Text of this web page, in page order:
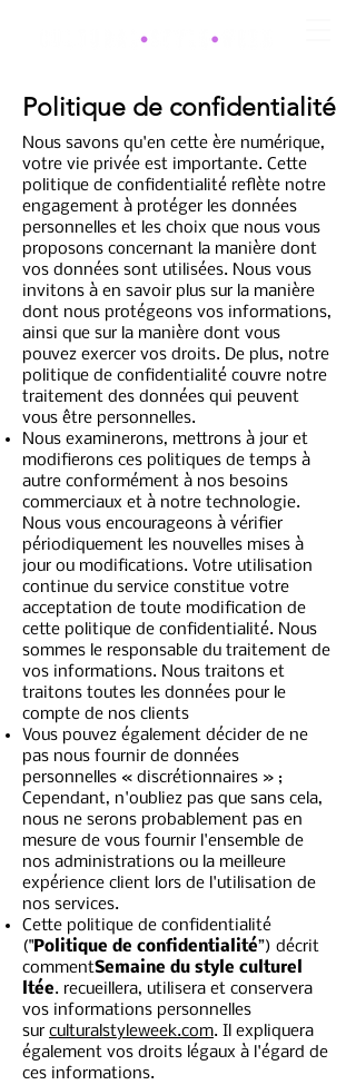
Politique de confidentialité
Nous savons qu'en cette ère numérique,
votre vie privée est importante. Cette
politique de confidentialité reflète notre
engagement à protéger les données
personnelles et les choix que nous vous
proposons concernant la manière dont
vos données sont utilisées. Nous vous
invitons à en savoir plus sur la manière
dont nous protégeons vos informations,
ainsi que sur la manière dont vous
pouvez exercer vos droits. De plus, notre
politique de confidentialité couvre notre
traitement des données qui peuvent
vous être personnelles.
‍Nous examinerons, mettrons à jour et
modifierons ces politiques de temps à
autre conformément à nos besoins
commerciaux et à notre technologie.
Nous vous encourageons à vérifier
périodiquement les nouvelles mises à
jour ou modifications. Votre utilisation
continue du service constitue votre
acceptation de toute modification de
cette politique de confidentialité. Nous
sommes le responsable du traitement de
vos informations. Nous traitons et
traitons toutes les données pour le
compte de nos clients
Vous pouvez également décider de ne
pas nous fournir de données
personnelles « discrétionnaires » ;
Cependant, n'oubliez pas que sans cela,
nous ne serons probablement pas en
mesure de vous fournir l'ensemble de
nos administrations ou la meilleure
expérience client lors de l'utilisation de
nos services.
Cette politique de confidentialité
("Politique de confidentialité”) décrit
commentSemaine du style culturel
ltée. recueillera, utilisera et conservera
vos informations personnelles
sur culturalstyleweek.com. Il expliquera
également vos droits légaux à l'égard de
ces informations.